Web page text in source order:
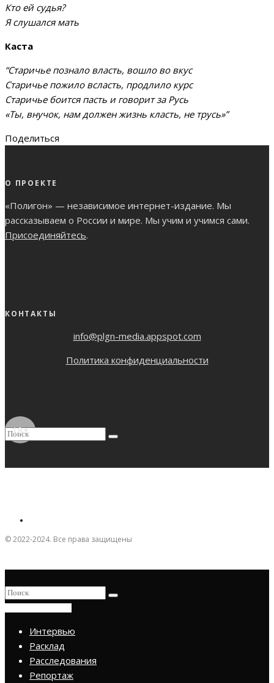
Кто ей судья?
Я слушался мать
Каста
“Старичье познало власть, вошло во вкус
Старичье пожило всласть, продлило курс
Старичье боится пасть и говорит за Русь
«Ты, внучок, нам должен жизнь класть, не трусь»”
Поделиться
О ПРОЕКТЕ
«Полигон» — независимое интернет-издание. Мы
рассказываем о России и мире. Мы учим и учимся сами.
Присоединяйтесь.
КОНТАКТЫ
info@plgn-media.appspot.com
Политика конфиденциальности
18+
© 2022-2024. Все права защищены
Интервью
Расклад
Расследования
Репортаж